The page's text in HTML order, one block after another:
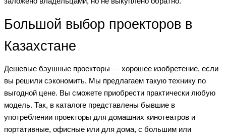
Большой выбор проекторов в
Казахстане
Дешевые бэушные проекторы — хорошее изобретение, если
вы решили сэкономить. Мы предлагаем такую технику по
выгодной цене. Вы сможете приобрести практически любую
модель. Так, в каталоге представлены бывшие в
употреблении проекторы для домашних кинотеатров и
портативные, офисные или для дома, с большим или